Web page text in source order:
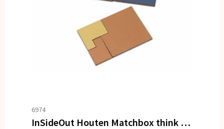
6974
InSideOut Houten Matchbox think IQ puzzel